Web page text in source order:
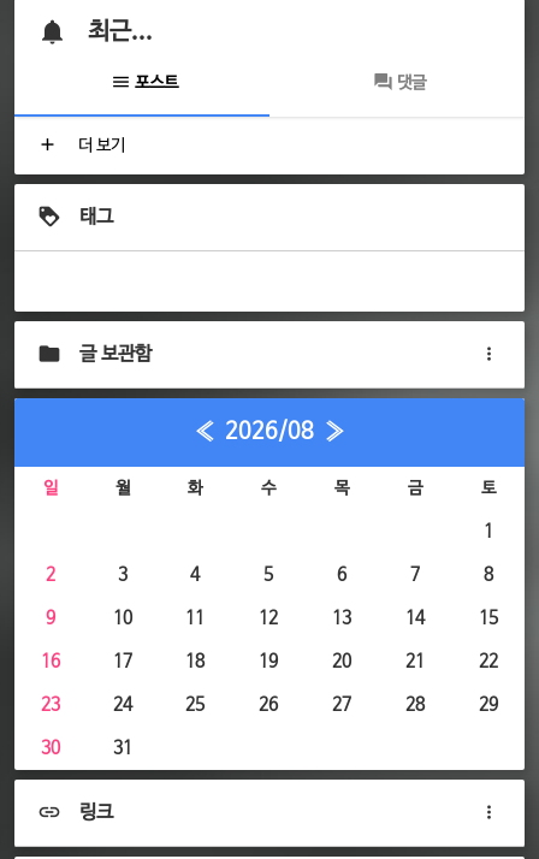
최근...
포스트 댓글
더 보기
태그
글 보관함
« 2026/08 »
일 월 화 수 목 금 토
1
2 3 4 5 6 7 8
9 10 11 12 13 14 15
16 17 18 19 20 21 22
23 24 25 26 27 28 29
30 31
링크